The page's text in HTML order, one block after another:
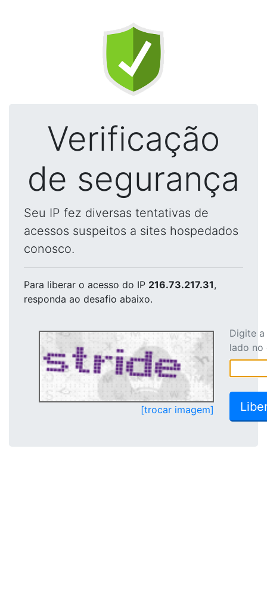
Verificação
de segurança
Seu IP fez diversas tentativas de
acessos suspeitos a sites hospedados
conosco.
Para liberar o acesso do IP 216.73.217.31,
responda ao desafio abaixo.
[trocar imagem]
Digite
lado no